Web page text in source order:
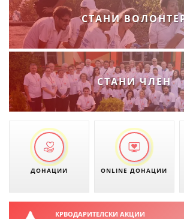
ПОСТЕРИ
ПРЕЗЕНТАЦИИ
СТАНИ
СТАНИ ЧЛЕН
ДОНАЦИИ ONLINE ДОНАЦИИ
КРВОДАРИТЕЛСКИ АКЦИИ